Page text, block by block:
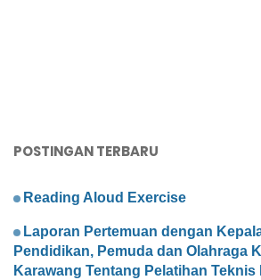
POSTINGAN TERBARU
Reading Aloud Exercise
Laporan Pertemuan dengan
Pendidikan, Pemuda dan Olahraga
Karawang Tentang Pelatihan Teknis